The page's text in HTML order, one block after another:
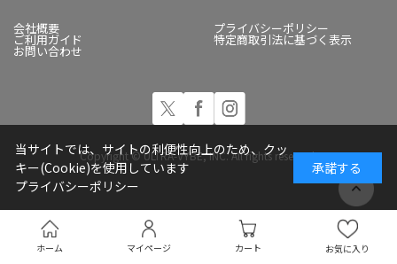
ホーム マイページ カート お気に入り
会社概要 プライバシーポリシー
ご利用ガイド 特定商取引法に基づく表示
お問い合わせ
Copyright © ULTRA-VYBE, INC. All rights reserved.
当サイトでは、サイトの利便性向上のため、クッ
キー(Cookie)を使用しています
プライバシーポリシー
承諾する